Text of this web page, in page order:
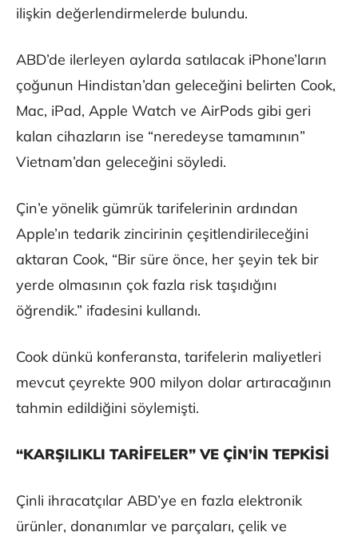
ilişkin değerlendirmelerde bulundu.
ABD’de ilerleyen aylarda satılacak iPhone’ların
çoğunun Hindistan’dan geleceğini belirten Cook,
Mac, iPad, Apple Watch ve AirPods gibi geri
kalan cihazların ise “neredeyse tamamının”
Vietnam’dan geleceğini söyledi.
Çin’e yönelik gümrük tarifelerinin ardından
Apple’ın tedarik zincirinin çeşitlendirileceğini
aktaran Cook, “Bir süre önce, her şeyin tek bir
yerde olmasının çok fazla risk taşıdığını
öğrendik.” ifadesini kullandı.
Cook dünkü konferansta, tarifelerin maliyetleri
mevcut çeyrekte 900 milyon dolar artıracağının
tahmin edildiğini söylemişti.
“KARŞILIKLI TARİFELER” VE ÇİN’İN TEPKİSİ
Çinli ihracatçılar ABD’ye en fazla elektronik
ürünler, donanımlar ve parçaları, çelik ve